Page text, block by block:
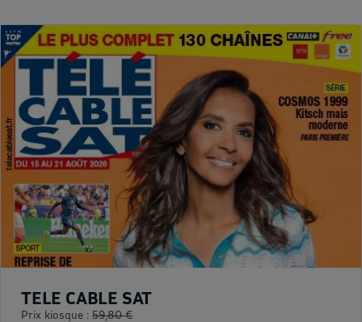
TELE CABLE SAT
Prix kiosque : 59,80 €